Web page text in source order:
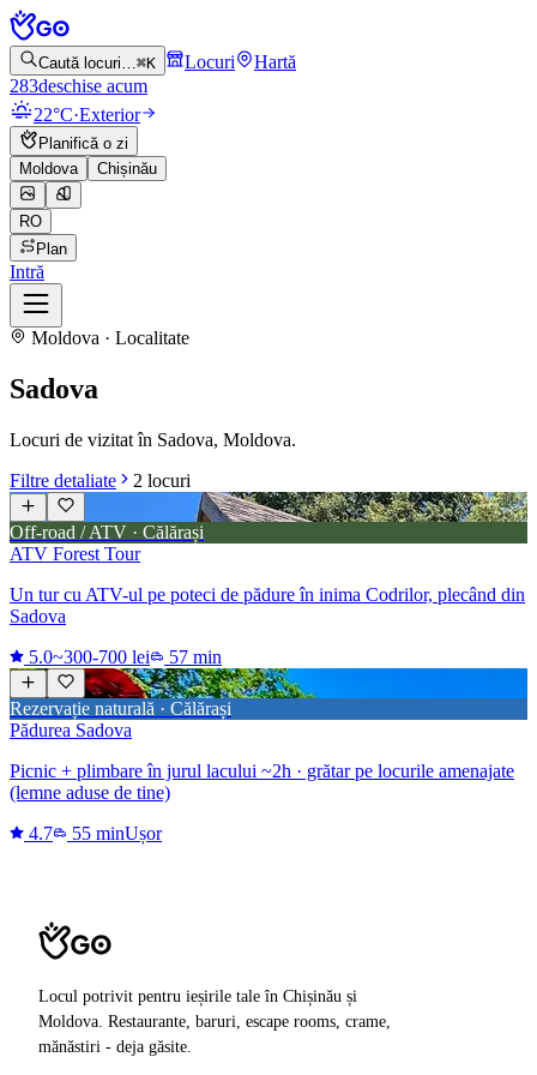
Caută locuri…⌘K Locuri
Hartă
283deschise acum
22°C·Exterior
Planifică o zi
Moldova
Chișinău
RO
Plan
Intră
Moldova · Localitate
Sadova
Locuri de vizitat în Sadova, Moldova.
Filtre detaliate
2 locuri
Off-road / ATV · Călărași
ATV Forest Tour
Un tur cu ATV-ul pe poteci de pădure în inima Codrilor, plecând din
Sadova
5.0~300-700 lei 57 min
Rezervație naturală · Călărași
Pădurea Sadova
Picnic + plimbare în jurul lacului ~2h · grătar pe locurile amenajate
(lemne aduse de tine)
4.7
55 minUșor
Locul potrivit pentru ieșirile tale în Chișinău și
Moldova. Restaurante, baruri, escape rooms, crame,
mănăstiri - deja găsite.